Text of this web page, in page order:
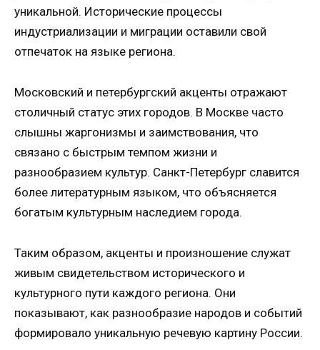
уникальной. Исторические процессы
индустриализации и миграции оставили свой
отпечаток на языке региона.
Московский и петербургский акценты отражают
столичный статус этих городов. В Москве часто
слышны жаргонизмы и заимствования, что
связано с быстрым темпом жизни и
разнообразием культур. Санкт-Петербург славится
более литературным языком, что объясняется
богатым культурным наследием города.
Таким образом, акценты и произношение служат
живым свидетельством исторического и
культурного пути каждого региона. Они
показывают, как разнообразие народов и событий
формировало уникальную речевую картину России.